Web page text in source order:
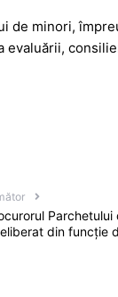
de minori,
evaluării,
din funcție